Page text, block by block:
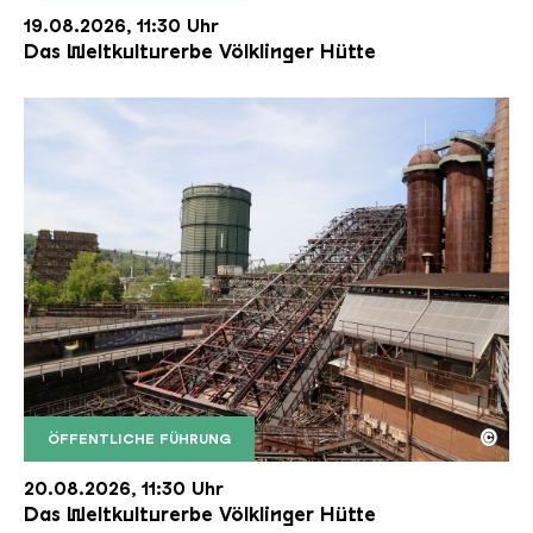
19.08.2026, 11:30 Uhr
Das Weltkulturerbe Völklinger Hütte
ÖFFENTLICHE FÜHRUNG
Der Erzschrägaufzug der Völklinger Hütte mit
Copyright: Weltkulturerbe Völklinger Hütte | Karl
©
20.08.2026, 11:30 Uhr
Das Weltkulturerbe Völklinger Hütte